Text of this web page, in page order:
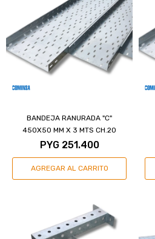
BANDEJA RANURADA "C"
450X50 MM X 3 MTS CH.20
PYG 251.400